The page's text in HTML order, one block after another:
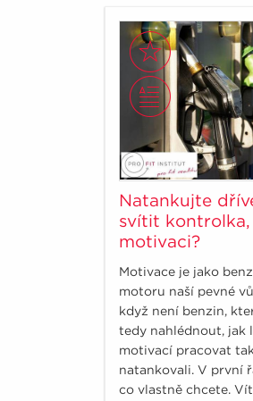
Natankujte
svítit
motivaci?
Motivace je jako
motoru naší pevné
když není benzin,
tedy nahlédnout, jak
motivací pracovat
natankovali. V první
co vlastně chcete.